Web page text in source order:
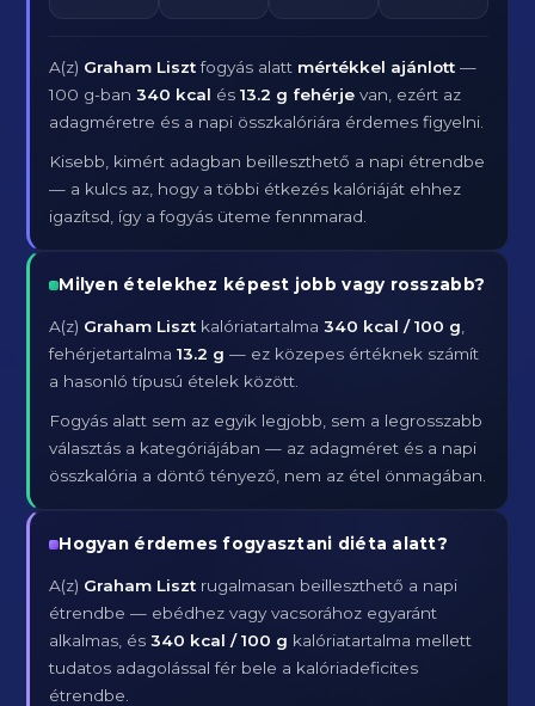
A(z) Graham Lisztfogyás alatt mértékkel ajánlott —
100 g-ban340 kcal és13.2 g fehérje van, ezért az
adagméretre és a napi összkalóriára érdemes figyelni.
Kisebb, kimért adagban beilleszthető a napi étrendbe
— a kulcs az, hogy a többi étkezés kalóriáját ehhez
igazítsd, így a fogyás üteme fennmarad.
Milyen ételekhez képest jobb vagy rosszabb?
A(z) Graham Liszt kalóriatartalma340 kcal / 100 g
fehérjetartalma13.2 g — ez közepes értéknek számít
a hasonló típusú ételek között.
Fogyás alatt sem az egyik legjobb, sem a legrosszabb
választás a kategóriájában — az adagméret és a napi
összkalória a döntő tényező, nem az étel önmagában.
Hogyan érdemes fogyasztani diéta alatt?
A(z) Graham Liszt rugalmasan beilleszthető a napi
étrendbe — ebédhez vagy vacsorához egyaránt
alkalmas, és340 kcal / 100 g kalóriatartalma mellett
tudatos adagolással fér bele a kalóriadeficites
étrendbe.